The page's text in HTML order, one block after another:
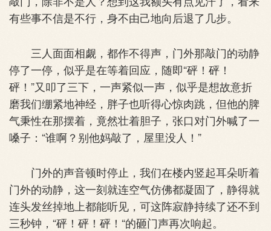
有些事不信是不行，身不由己地向后退了几步。
三人面面相觑，都作不得声，门外那敲门的动静
停了一停，似乎是在等着回应，随即“砰！砰！
砰！”又叩了三下，一声紧似一声，似乎是想故意折
磨我们绷紧地神经，胖子也听得心惊肉跳，但他的脾
气秉性在那摆着，竟然壮着胆子，张口对门外喊了一
嗓子：“谁啊？别他妈敲了，屋里没人！”
门外的声音顿时停止，我们在楼内竖起耳朵听着
门外的动静，这一刻就连空气仿佛都凝固了，静得就
连头发丝掉地上都能听见，可这阵寂静持续了还不到
三秒钟，“砰！砰！砰！“的砸门声再次响起。